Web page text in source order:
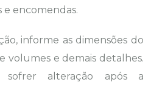
encomendas.
informe as dimensões do
volumes e demais detalhes.
sofrer alteração após a